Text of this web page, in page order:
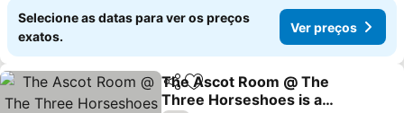
Selecione as datas para ver os preços
exatos.
Ver preços
PartilharAdicionar aos favoritos
The Ascot Room @ The
Three Horseshoes is a